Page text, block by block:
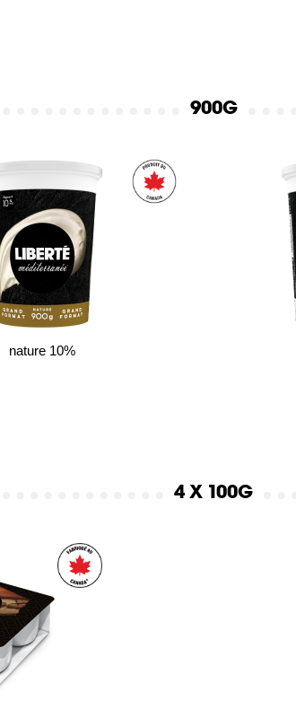
900G
nature 10%
4 X 100G